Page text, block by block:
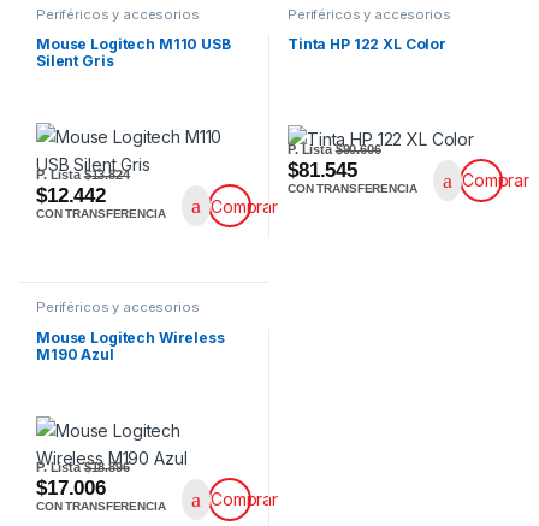
Periféricos y accesorios
Mouse Logitech M110 USB
Silent Gris
P. Lista$13.824
$12.442
CON TRANSFERENCIA Comprar
Periféricos y accesorios
Tinta HP 122 XL Color
P. Lista$90.606
$81.545
CON TRANSFERENCIA Comprar
Periféricos y accesorios
Mouse Logitech Wireless
M190 Azul
P. Lista$18.896
$17.006
CON TRANSFERENCIA Comprar